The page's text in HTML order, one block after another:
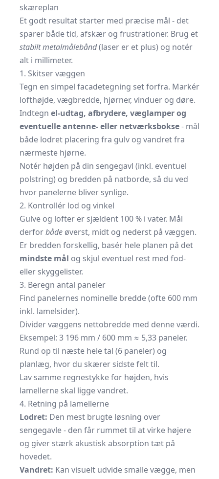
skæreplan
Et godt resultat starter med præcise mål - det
sparer både tid, afskær og frustrationer. Brug et
stabilt metalmålebånd(laser er et plus) og notér
alt i millimeter.
1. Skitser væggen
Tegn en simpel facadetegning set forfra. Markér
lofthøjde, vægbredde, hjørner, vinduer og døre.
Indtegn el-udtag, afbrydere, væglamper og
eventuelle antenne- eller netværksbokse- mål
både lodret placering fra gulv og vandret fra
nærmeste hjørne.
Notér højden på din sengegavl (inkl. eventuel
polstring) og bredden på natborde, så du ved
hvor panelerne bliver synlige.
2. Kontrollér lod og vinkel
Gulve og lofter er sjældent 100 % i vater. Mål
derforbåde øverst, midt og nederst på væggen.
Er bredden forskellig, basér hele planen på det
mindste mål og skjul eventuel rest med fod-
eller skyggelister.
3. Beregn antal paneler
Find panelernes nominelle bredde (ofte 600 mm
inkl. lamelsider).
Divider væggens netto­bredde med denne værdi.
Eksempel: 3 196 mm / 600 mm ≈ 5,33 paneler.
Rund op til næste hele tal (6 paneler) og
planlæg, hvor du skærer sidste felt til.
Lav samme regnestykke for højden, hvis
lamellerne skal ligge vandret.
4. Retning på lamellerne
Lodret: Den mest brugte løsning over
sengegavle - den får rummet til at virke højere
og giver stærk akustisk absorption tæt på
hovedet.
Vandret: Kan visuelt udvide smalle vægge, men